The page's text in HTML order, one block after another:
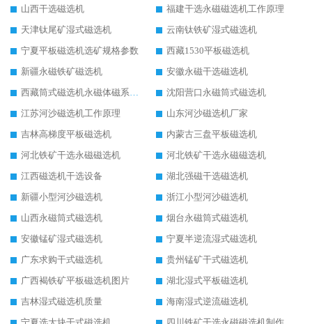
山西干选磁选机
福建干选永磁磁选机工作原理
天津钛尾矿湿式磁选机
云南钛铁矿湿式磁选机
宁夏平板磁选机选矿规格参数
西藏1530平板磁选机
新疆永磁铁矿磁选机
安徽永磁干选磁选机
西藏筒式磁选机永磁体磁系设计
沈阳营口永磁筒式磁选机
江苏河沙磁选机工作原理
山东河沙磁选机厂家
吉林高梯度平板磁选机
内蒙古三盘平板磁选机
河北铁矿干选永磁磁选机
河北铁矿干选永磁磁选机
江西磁选机干选设备
湖北强磁干选磁选机
新疆小型河沙磁选机
浙江小型河沙磁选机
山西永磁筒式磁选机
烟台永磁筒式磁选机
安徽锰矿湿式磁选机
宁夏半逆流湿式磁选机
广东求购干式磁选机
贵州锰矿干式磁选机
广西褐铁矿平板磁选机图片
湖北湿式平板磁选机
吉林湿式磁选机质量
海南湿式逆流磁选机